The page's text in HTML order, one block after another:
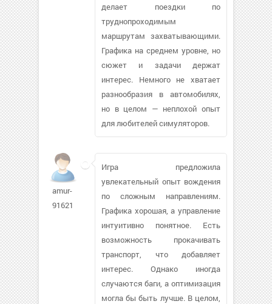
делает поездки по
труднопроходимым
маршрутам захватывающими.
Графика на среднем уровне, но
сюжет и задачи держат
интерес. Немного не хватает
разнообразия в автомобилях,
но в целом — неплохой опыт
для любителей симуляторов.
amur-
91621
Игра предложила
увлекательный опыт вождения
по сложным направлениям.
Графика хорошая, а управление
интуитивно понятное. Есть
возможность прокачивать
транспорт, что добавляет
интерес. Однако иногда
случаются баги, а оптимизация
могла бы быть лучше. В целом,